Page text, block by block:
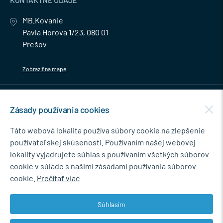
MB.Kovanie
Pavla Horova 1/23, 080 01
Prešov
Zobraziť na mape
NEWSLETTER
Súhlasím so spracovaním osobných údajov pre marketingové účely.
Zásady ochrany osobných údajov
Zásady používania cookies
Táto webová lokalita používa súbory cookie na zlepšenie
používateľskej skúsenosti. Používaním našej webovej
lokality vyjadrujete súhlas s používaním všetkých súborov
cookie v súlade s našimi zásadami používania súborov
cookie. Prečítať viac
Súhlasím